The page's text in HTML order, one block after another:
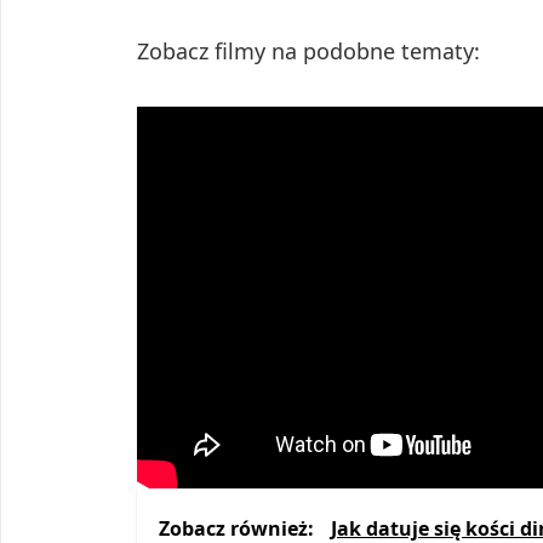
Zobacz filmy na podobne tematy:
Zobacz również: Jak datuje się kości